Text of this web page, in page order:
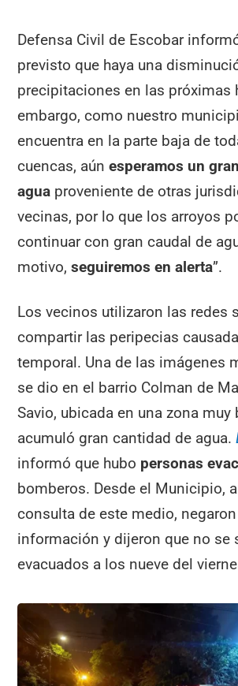
Defensa Civil de Escobar
previsto que haya una
precipitaciones en las próximas
embargo, como nuestro
encuentra en la parte baja de
cuencas, aúnesperamos un
agua proveniente de otras
vecinas, por lo que los arroyos
continuar con gran caudal de
motivo,seguiremos en alerta”.
Los vecinos utilizaron las redes
compartir las peripecias
temporal. Una de las imágenes
se dio en el barrio Colman de
Savio, ubicada en una zona muy
acumuló gran cantidad de agua.
informó que hubo personas
bomberos. Desde el Municipio,
consulta de este medio,
información y dijeron que no se
evacuados a los nueve del